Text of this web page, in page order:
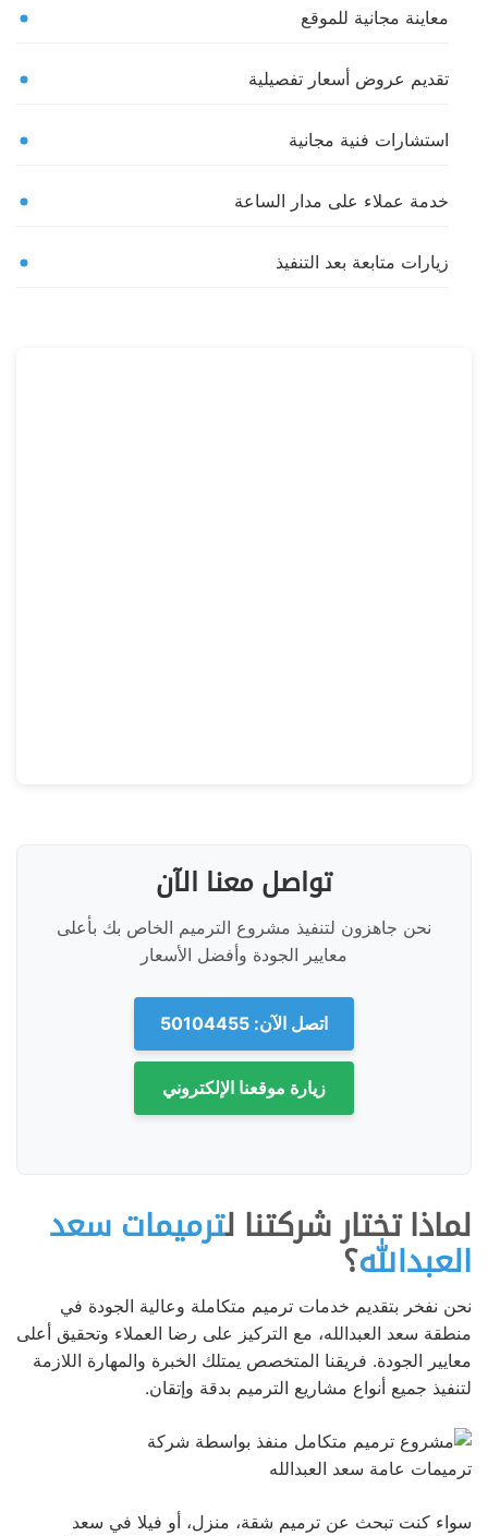
معاينة مجانية للموقع
تقديم عروض أسعار تفصيلية
استشارات فنية مجانية
خدمة عملاء على مدار الساعة
زيارات متابعة بعد التنفيذ
تواصل معنا الآن
نحن جاهزون لتنفيذ مشروع الترميم الخاص بك بأعلى
معايير الجودة وأفضل الأسعار
اتصل الآن: 50104455
زيارة موقعنا الإلكتروني
لماذا تختار شركتنا لترميمات سعد
العبدالله؟
نحن نفخر بتقديم خدمات ترميم متكاملة وعالية الجودة في
منطقة سعد العبدالله، مع التركيز على رضا العملاء وتحقيق أعلى
معايير الجودة. فريقنا المتخصص يمتلك الخبرة والمهارة اللازمة
لتنفيذ جميع أنواع مشاريع الترميم بدقة وإتقان.
سواء كنت تبحث عن ترميم شقة، منزل، أو فيلا في سعد